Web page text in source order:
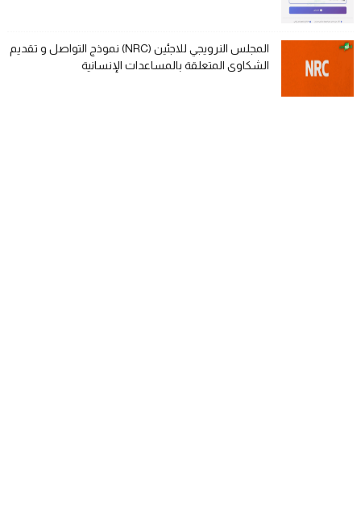
المجلس النرويجي للاجئين (NRC) نموذج التواصل و تقديم
الشكاوى المتعلقة بالمساعدات الإنسانية